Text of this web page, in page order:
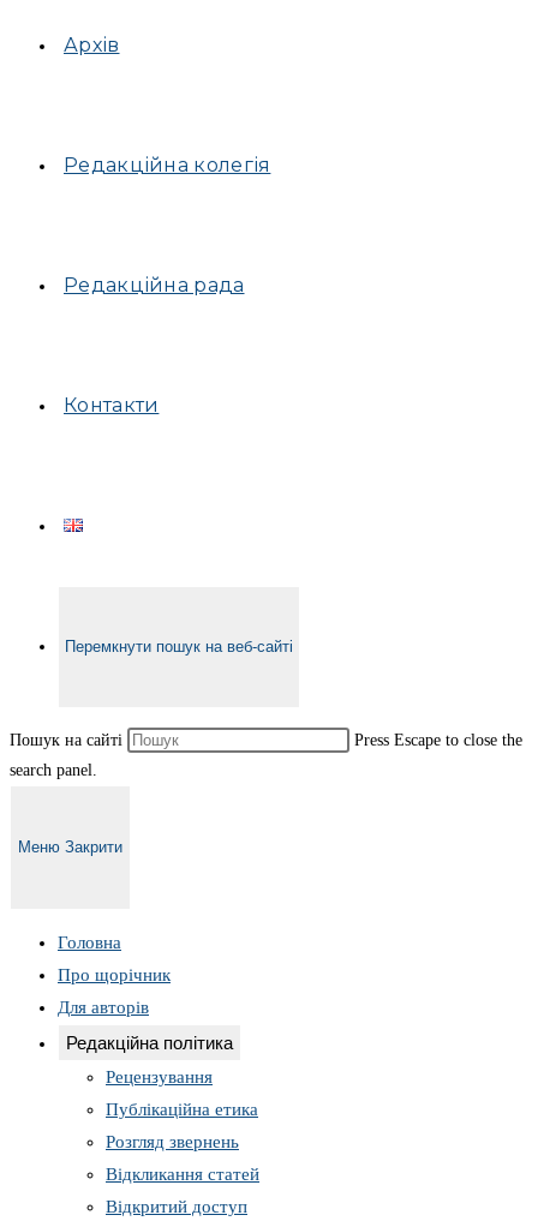
Архів
Редакційна колегія
Редакційна рада
Контакти
Перемкнути пошук на веб-сайті
Пошук на сайті
Press Escape to close the
search panel.
Меню Закрити
Головна
Про щорічник
Для авторів
Редакційна політика
Рецензування
Публікаційна етика
Розгляд звернень
Відкликання статей
Відкритий доступ